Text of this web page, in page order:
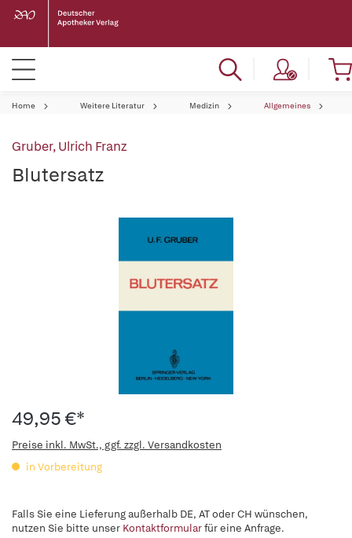
Home Weitere Literatur Medizin Allgemeines
Gruber, Ulrich Franz
Blutersatz
49,95 €*
Preise inkl. MwSt., ggf. zzgl. Versandkosten
in Vorbereitung
Falls Sie eine Lieferung außerhalb DE, AT oder CH wünschen,
nutzen Sie bitte unser Kontaktformularfür eine Anfrage.